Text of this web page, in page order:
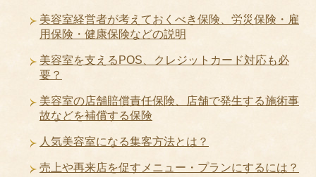
美容室経営者が考えておくべき保険、労災保険・雇
用保険・健康保険などの説明
美容室を支えるPOS、クレジットカード対応も必
要？
美容室の店舗賠償責任保険、店舗で発生する施術事
故などを補償する保険
人気美容室になる集客方法とは？
売上や再来店を促すメニュー・プランにするには？